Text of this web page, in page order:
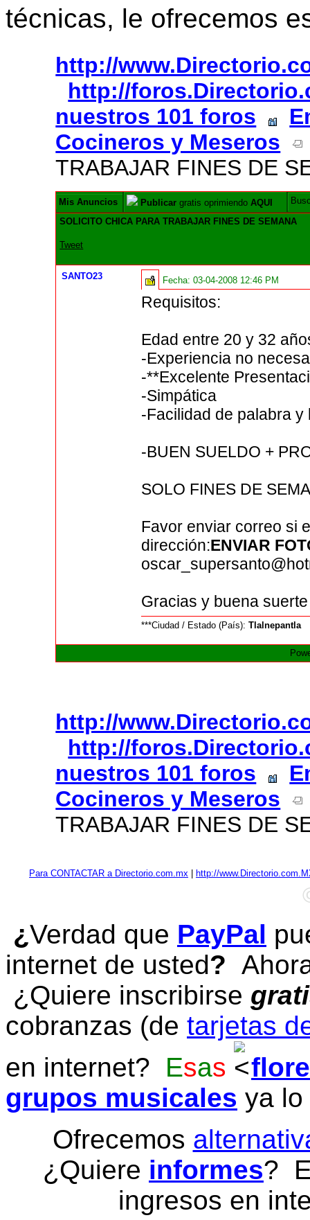
técnicas, le ofrecemos
http://
http://
nuestros 101 foros
Cocineros y Meseros
TRABAJAR FINES DE
Mis Anuncios Publicar gratis oprimiendoAQUI
SOLICITO CHICA PARA TRABAJAR FINES DE SEMANA
Tweet
SANTO23 Fecha:03-04-2008 12:46 PM
Requisitos:
Edad entre 20 y 32
-Experiencia no
-**Excelente
-Simpática
-Facilidad de palabra
-BUEN SUELDO +
SOLO FINES DE
Favor enviar correo si
dirección:ENVIAR
Gracias y buena suerte
***Ciudad / Estado (País):Tlalnepantla
http://
http://
nuestros 101 foros
Cocineros y Meseros
TRABAJAR FINES DE
Para CONTACTAR a Directorio.com.mx http://
¿Verdad que PayPal
internet de usted?
¿Quiere inscribirse
cobranzas (de tarjetas
en internet? Esas
grupos musicales ya
Ofrecemos
¿Quiere informes?
ingresos en